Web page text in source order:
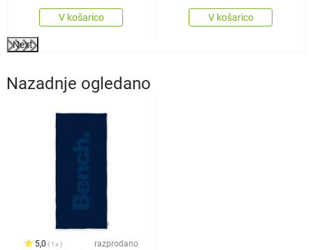
V košarico V košarico
Next
Nazadnje ogledano
5,0 1x razprodano